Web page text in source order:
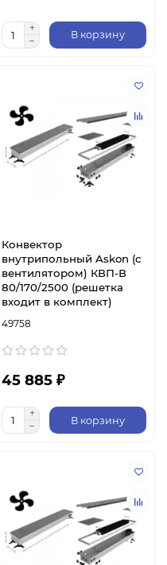
В корзину
Конвектор
внутрипольный Askon (с
вентилятором) КВП-В
80/170/2500 (решетка
входит в комплект)
49758
45 885 ₽
В корзину